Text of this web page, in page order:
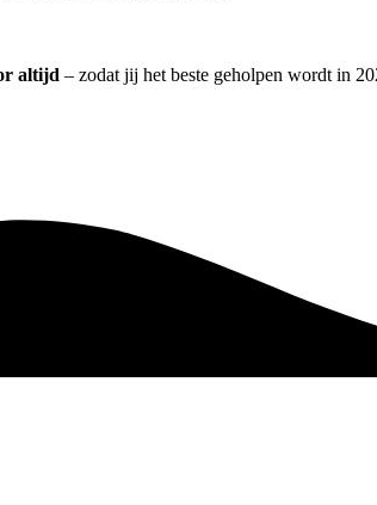
altijd – zodat jij het beste geholpen wordt in